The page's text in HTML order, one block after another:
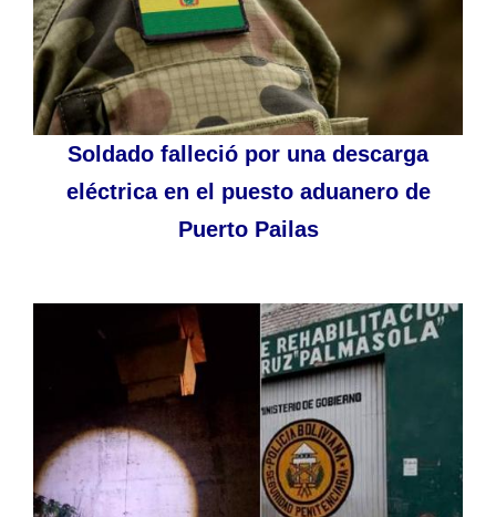
Soldado falleció por una descarga
eléctrica en el puesto aduanero de
Puerto Pailas